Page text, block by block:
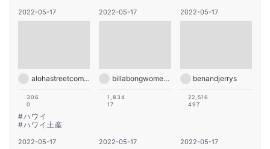
2022-05-17
alohastreetcom_hawaii
306
0
#ハワイ
#ハワイ土産
2022-05-17
billabongwomens
1,834
17
2022-05-17
benandjerrys
22,516
497
2022-05-17 2022-05-17 2022-05-17